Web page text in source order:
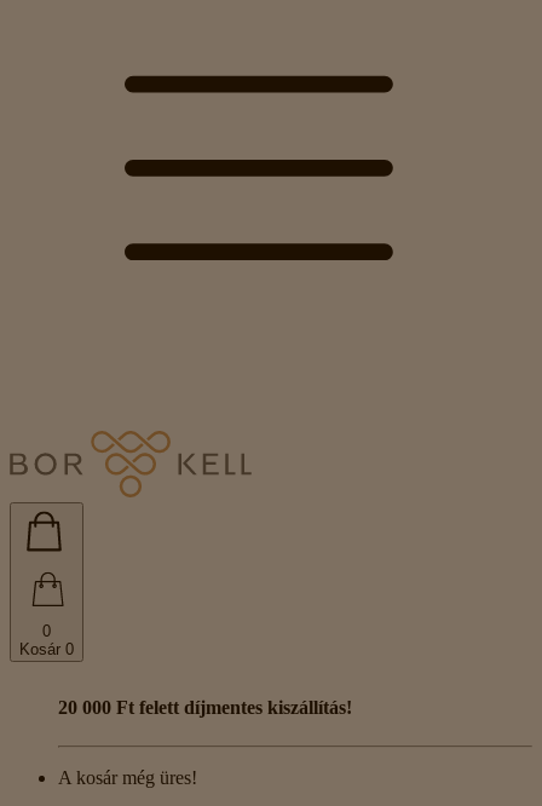
0
Kosár 0
20 000 Ft felett díjmentes kiszállítás!
A kosár még üres!